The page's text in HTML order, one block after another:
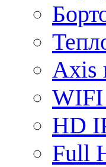
Axis
WIFI
HD
Full